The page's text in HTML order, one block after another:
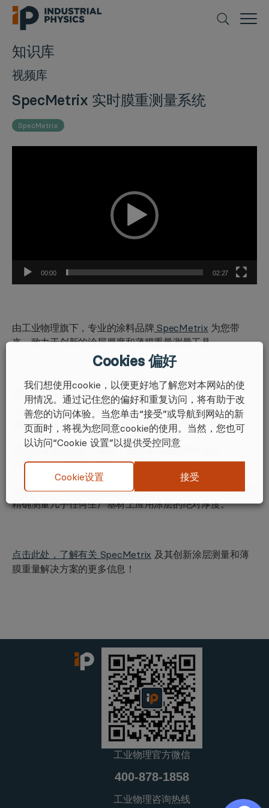
知识库
视频库
SpecMetrix 实时膜重测量系统
SpecMetrix
00:00 02:27
由工业物理旗下，专业的涂料品牌 SpecMetrix 为您带
来，致力于创新的涂层厚度和薄膜重量测量工具。
实时薄膜重量测量 – 满足您的 QA 需求！
无论是离线还是部分生产线，我们都会通过非接触式和非
破坏性方式提供涂层厚度和薄膜重量测量解决方案。
无论是湿涂层还是干涂层，透明涂层还是有色涂层，
SpecMetrix 都能为您提供解决方案。
SpecMetrix 系统因其创新和领导力而广受认可，能够实时
精确测量几乎任何生产基材上应用涂层的绝对厚度。
点击此处，了解有关 SpecMetrix 及其创新涂层测量和薄
膜重量解决方案的更多信息！
工业物理官方微信
400-878-1858
工业物理咨询热线
Cookies 偏好
我们想使用cookie，以便更好地了解您对本网站的使
用情况。通过记住您的偏好和重复访问，将有助于改
善您的访问体验。当您单击“接受”或导航到网站的新
页面时，将视为您同意cookie的使用。当然，您也可
以访问“Cookie 设置”以提供受控同意
Cookie设置 接受